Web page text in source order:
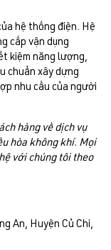
hệ thống điện. Hệ
cấp vận dụng
kiệm năng lượng,
chuẩn xây dựng
nhu cầu của người
hàng về dịch vụ
hòa không khí. Mọi
với chúng tôi theo
An, Huyện Củ Chi,